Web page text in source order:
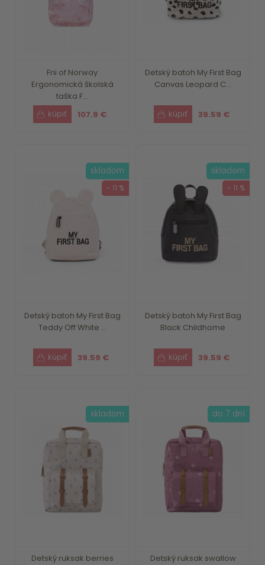
Frii of Norway
Ergonomická školská
taška F...
107.9 €
Detský batoh My First Bag
Canvas Leopard C...
39.59 €
Detský batoh My First Bag
Teddy Off White ...
39.59 €
skladom
- 11 %
Detský batoh My First Bag
Black Childhome
39.59 €
skladom
- 11 %
Detský ruksak berries
skladom
Detský ruksak swallow
do 7 dní